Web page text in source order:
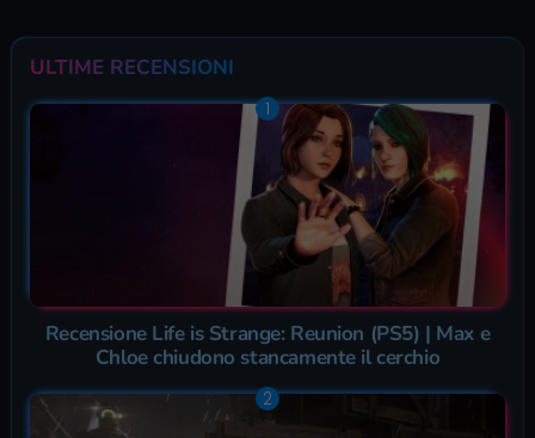
ULTIME RECENSIONI
Recensione Life is Strange: Reunion (PS5) | Max e
Chloe chiudono stancamente il cerchio